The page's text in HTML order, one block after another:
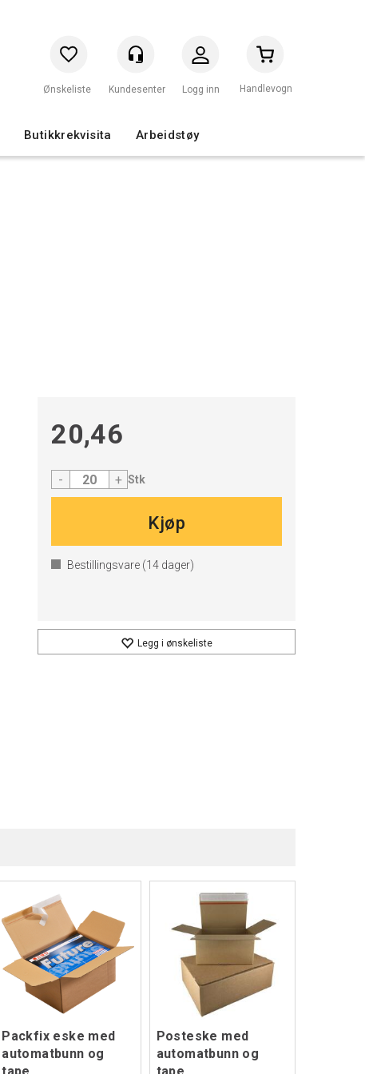
Logg inn Handlevogn
Butikkrekvisita Arbeidstøy
20,46
- + Stk
Kjøp
Bestillingsvare (14 dager)
Legg i ønskeliste
Packfix eske med
automatbunn og
Posteske med
automatbunn og